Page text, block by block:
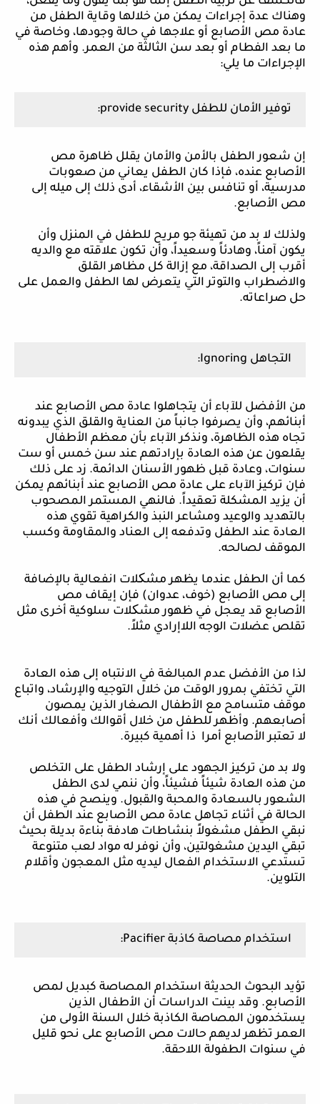
وهناك عدة إجراءات يمكن من خلالها وقاية الطفل من
عادة مص الأصابع أو علاجها في حالة وجودها، وخاصة في
ما بعد الفطام أو بعد سن الثالثة من العمر. وأهم هذه
الإجراءات ما يلي:
توفير الأمان للطفل provide security
:
إن شعور الطفل بالأمن والأمان يقلل ظاهرة مص
الأصابع عنده، فإذا كان الطفل يعاني من صعوبات
مدرسية، أو تنافس بين الأشقاء، أدى ذلك إلى ميله إلى
مص الأصابع.
ولذلك لا بد من تهيئة جو مريح للطفل في المنزل وأن
يكون آمناً، وهادئاً وسعيداً، وأن تكون علاقته مع والديه
أقرب إلى الصداقة، مع إزالة كل مظاهر القلق
والاضطراب والتوتر التي يتعرض لها الطفل والعمل على
حل صراعاته.
التجاهل Ignoring
:
من الأفضل للآباء أن يتجاهلوا عادة مص الأصابع عند
أبنائهم، وأن يصرفوا جانباً من العناية والقلق الذي يبدونه
تجاه هذه الظاهرة، ونذكر الآباء بأن معظم الأطفال
يقلعون عن هذه العادة بإرادتهم عند سن خمس أو ست
سنوات، وعادة قبل ظهور الأسنان الدائمة. زد على ذلك
فإن تركيز الآباء على عادة مص الأصابع عند أبنائهم يمكن
أن يزيد المشكلة تعقيداً. فالنهي المستمر المصحوب
بالتهديد والوعيد ومشاعر النبذ والكراهية تقوي هذه
العادة عند الطفل وتدفعه إلى العناد والمقاومة وكسب
الموقف لصالحه.
كما أن الطفل عندما يظهر مشکلات انفعالية بالإضافة
إلى مص الأصابع (خوف، عدوان) فإن إيقاف مص
الأصابع قد يعجل في ظهور مشکلات سلوكية أخرى مثل
تقلص عضلات الوجه اللاإرادي مثلاً.
لذا من الأفضل عدم المبالغة في الانتباه إلى هذه العادة
التي تختفي بمرور الوقت من خلال التوجيه والإرشاد، واتباع
موقف متسامح مع الأطفال الصغار الذين يمصون
أصابعهم. وأظهر للطفل من خلال أقوالك وأفعالك أنك
لا تعتبر الأصابع أمرا ذا أهمية كبيرة.
ولا بد من تركيز الجهود على إرشاد الطفل على التخلص
من هذه العادة شيئاً فشيئاً، وأن ننمي لدى الطفل
الشعور بالسعادة والمحبة والقبول. وينصح في هذه
الحالة في أثناء تجاهل عادة مص الأصابع عند الطفل أن
نبقي الطفل مشغولاً بنشاطات هادفة بناءة بديلة بحيث
تبقي اليدين مشغولتين، وأن نوفر له مواد لعب متنوعة
تستدعي الاستخدام الفعال ليديه مثل المعجون وأقلام
التلوين.
استخدام مصاصة كاذبة Pacifier
:
تؤيد البحوث الحديثة استخدام المصاصة كبديل لمص
الأصابع. وقد بينت الدراسات أن الأطفال الذين
يستخدمون المصاصة الكاذبة خلال السنة الأولى من
العمر تظهر لديهم حالات مص الأصابع على نحو قليل
في سنوات الطفولة اللاحقة.